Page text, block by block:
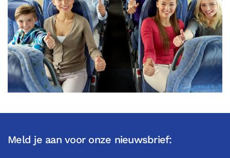
Meld je aan voor onze nieuwsbrief: